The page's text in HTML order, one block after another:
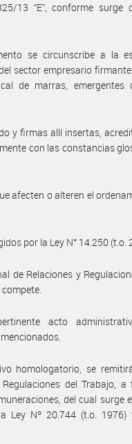
13 “E”, conforme surge
se circunscribe a la
sector empresario
de marras, emergentes
y firmas allí insertas,
con las constancias
afecten o alteren el
por la Ley N° 14.250 (t.o.
de Relaciones y
acto
homologatorio, se
del Trabajo, a
del cual surge
Ley Nº 20.744 (t.o. 1976)